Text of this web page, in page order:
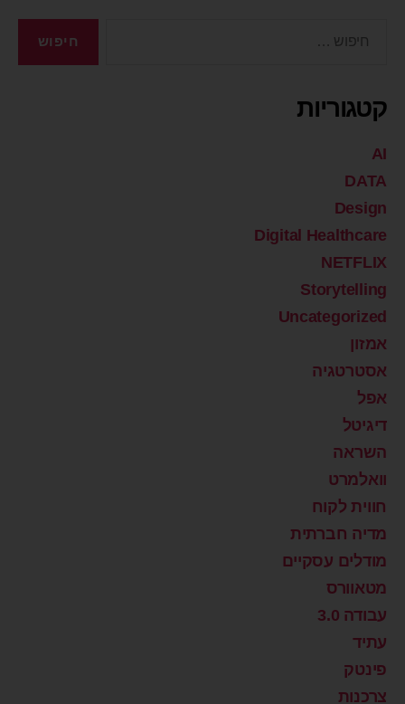
קטגוריות
AI
DATA
Design
Digital Healthcare
NETFLIX
Storytelling
Uncategorized
אמזון
אסטרטגיה
אפל
דיגיטל
השראה
וואלמרט
חווית לקוח
מדיה חברתית
מודלים עסקיים
מטאוורס
עבודה 3.0
עתיד
פינטק
צרכנות